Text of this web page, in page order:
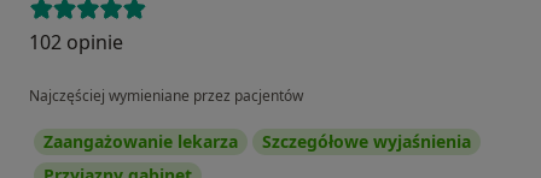
102 opinie
Najczęściej wymieniane przez pacjentów
Zaangażowanie lekarza
Szczegółowe wyjaśnienia